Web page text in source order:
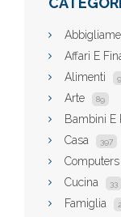
Affari E
Alimenti
Arte 89
Bambini E
Casa 397
Computers
Cucina 33
Famiglia